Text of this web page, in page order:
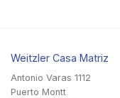
Weitzler Casa Matriz
Antonio Varas 1112
Puerto Montt